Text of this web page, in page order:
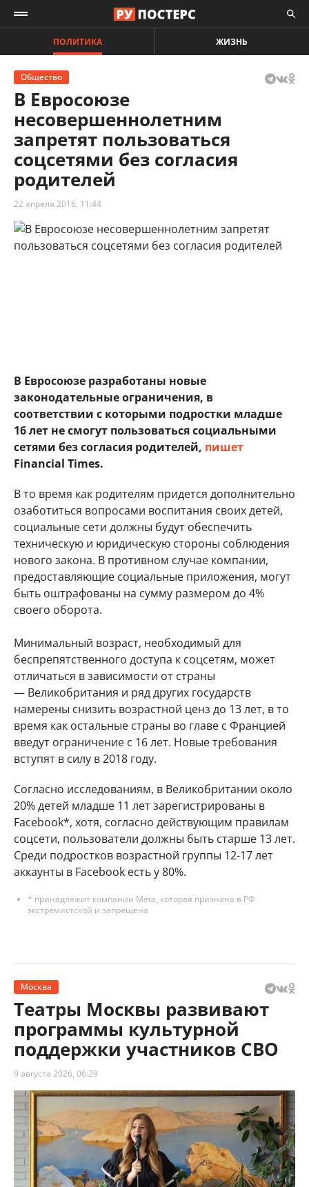
ПОЛИТИКА ЖИЗНЬ
Общество
В Евросоюзе
несовершеннолетним
запретят пользоваться
соцсетями без согласия
родителей
22 апреля 2016, 11:44
В Евросоюзе разработаны новые
законодательные ограничения, в
соответствии с которыми подростки младше
16 лет не смогут пользоваться социальными
сетями без согласия родителей, пишет
Financial Times.
В то время как родителям придется дополнительно
озаботиться вопросами воспитания своих детей,
социальные сети должны будут обеспечить
техническую и юридическую стороны соблюдения
нового закона. В противном случае компании,
предоставляющие социальные приложения, могут
быть оштрафованы на сумму размером до 4%
своего оборота.
Минимальный возраст, необходимый для
беспрепятственного доступа к соцсетям, может
отличаться в зависимости от страны
— Великобритания и ряд других государств
намерены снизить возрастной ценз до 13 лет, в то
время как остальные страны во главе с Францией
введут ограничение с 16 лет. Новые требования
вступят в силу в 2018 году.
Согласно исследованиям, в Великобритании около
20% детей младше 11 лет зарегистрированы в
Facebook*, хотя, согласно действующим правилам
соцсети, пользователи должны быть старше 13 лет.
Среди подростков возрастной группы 12-17 лет
аккаунты в Facebook есть у 80%.
* принадлежит компании Meta, которая признана в РФ
экстремистской и запрещена
Москва
Театры Москвы развивают
программы культурной
поддержки участников СВО
9 августа 2026, 06:29